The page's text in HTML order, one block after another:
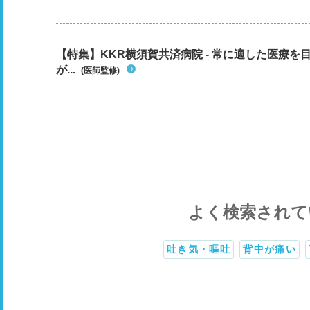
【特集】KKR横須賀共済病院 - 常に適した医療を
が... (医師監修)
よく検索され
吐き気・嘔吐 背中が痛い